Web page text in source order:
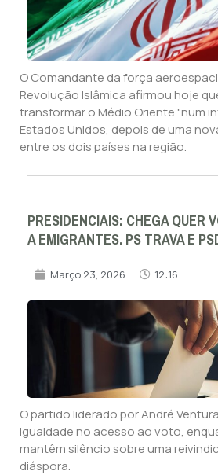
O Comandante da força
Revolução Islâmica afirmou hoje
transformar o Médio Oriente "num
Estados Unidos, depois de uma
entre os dois países na região.
PRESIDENCIAIS: CHEGA QUER
A EMIGRANTES. PS TRAVA E
Março 23, 2026 12:16
O partido liderado por André
igualdade no acesso ao voto,
mantêm silêncio sobre uma
diáspora.